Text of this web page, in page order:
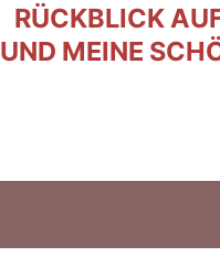
RÜCKBLICK
UND MEINE